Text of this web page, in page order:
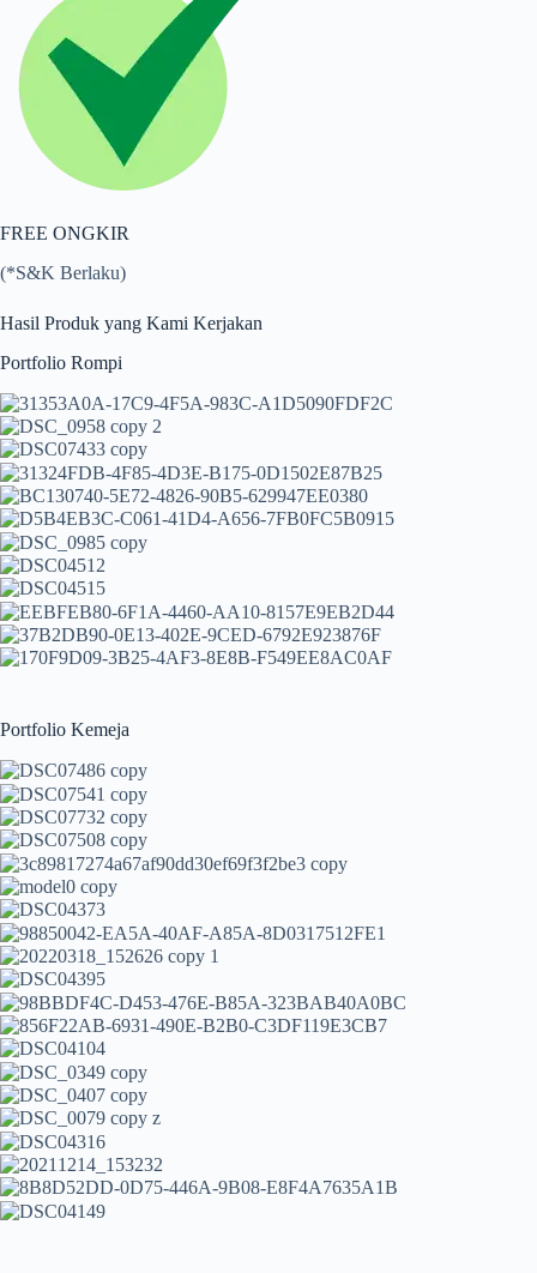
FREE ONGKIR
(*S&K Berlaku)
Hasil Produk yang Kami Kerjakan
Portfolio Rompi
Portfolio Kemeja